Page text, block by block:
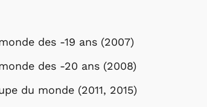
des -19 ans (2007)
des -20 ans (2008)
du monde (2011, 2015)